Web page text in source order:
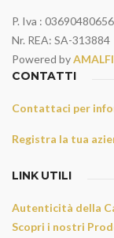
P. Iva : 03690480656
Nr. REA: SA-313884
Powered by
CONTATTI
Contattaci per
Registra la tua
LINK UTILI
Autenticità della
Scopri i nostri